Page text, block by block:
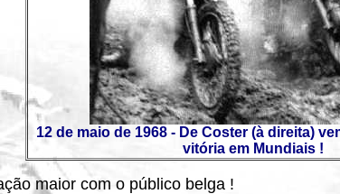
12 de maio de 1968 - De Coster (à direita)
vitória em Mundiais !
maior com o público belga !